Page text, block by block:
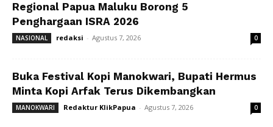
Regional Papua Maluku Borong 5
Penghargaan ISRA 2026
NASIONAL redaksi - Agustus 7, 2026 0
Buka Festival Kopi Manokwari, Bupati Hermus
Minta Kopi Arfak Terus Dikembangkan
MANOKWARI Redaktur KlikPapua - Agustus 7, 2026 0